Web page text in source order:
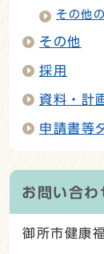
その他
その他
採用
資料・計
申請書等
お問い合わ
御所市健康